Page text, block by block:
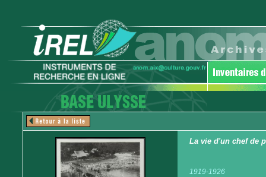
La vie d'un chef de
1919-1926